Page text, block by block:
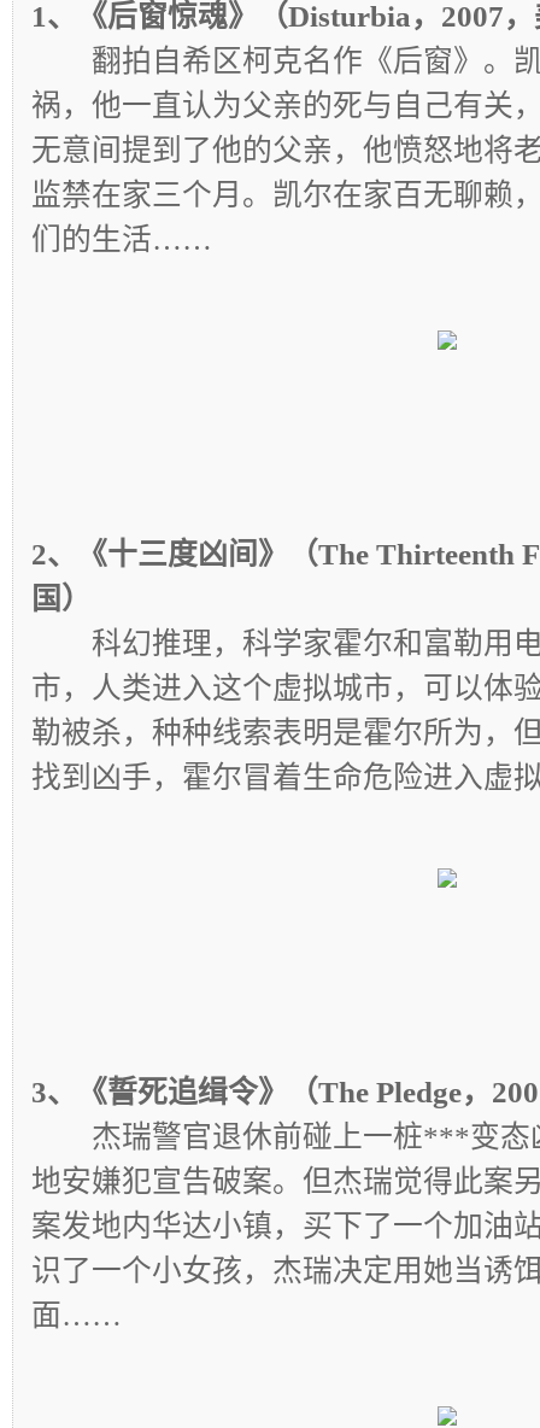
1、《后窗惊魂》（Disturbia，2007
翻拍自希区柯克名作《后窗》。
祸，他一直认为父亲的死与自己有关
无意间提到了他的父亲，他愤怒地将
监禁在家三个月。凯尔在家百无聊赖
们的生活……
2、《十三度凶间》（The Thirteenth
国）
科幻推理，科学家霍尔和富勒用电
市，人类进入这个虚拟城市，可以体
勒被杀，种种线索表明是霍尔所为，
找到凶手，霍尔冒着生命危险进入
3、《誓死追缉令》（The Pledge，
杰瑞警官退休前碰上一桩***变态
地安嫌犯宣告破案。但杰瑞觉得此案
案发地内华达小镇，买下了一个加油
识了一个小女孩，杰瑞决定用她当诱
面……